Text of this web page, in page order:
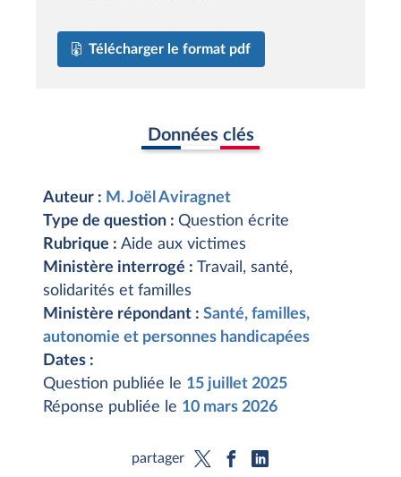
Télécharger le format pdf
Données clés
Auteur : M. Joël Aviragnet
Type de question : Question écrite
Rubrique : Aide aux victimes
Ministère interrogé : Travail, santé,
solidarités et familles
Ministère répondant : Santé, familles,
autonomie et personnes handicapées
Dates :
Question publiée le 15 juillet 2025
Réponse publiée le 10 mars 2026
partager